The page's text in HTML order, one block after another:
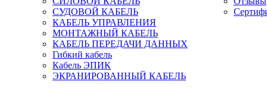
СУДОВОЙ КАБЕЛЬ
КАБЕЛЬ УПРАВЛЕНИЯ
МОНТАЖНЫЙ КАБЕЛЬ
КАБЕЛЬ ПЕРЕДАЧИ ДАННЫХ
Гибкий кабель
Кабель ЭПИК
ЭКРАНИРОВАННЫЙ КАБЕЛЬ